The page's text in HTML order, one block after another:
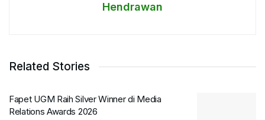
Hendrawan
Related Stories
Fapet UGM Raih Silver Winner di Media
Relations Awards 2026